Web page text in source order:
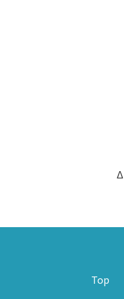
Δ
Top